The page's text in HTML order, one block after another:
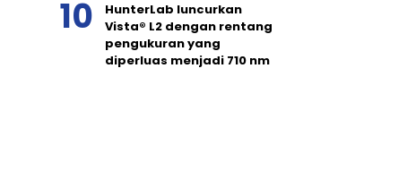
HunterLab luncurkan
Vista® L2 dengan rentang
pengukuran yang
diperluas menjadi 710 nm